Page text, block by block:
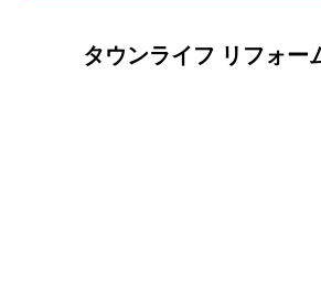
タウンライフ リフォー